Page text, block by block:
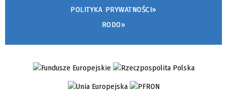
POLITYKA PRYWATNOŚCI»
RODO»